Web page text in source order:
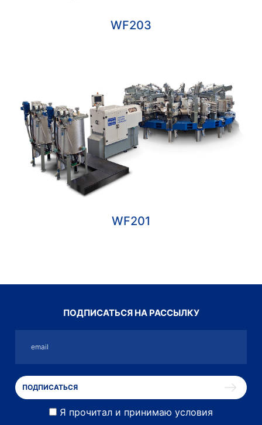
WF203
WF201
ПОДПИСАТЬСЯ НА РАССЫЛКУ
Я прочитал и принимаю условия